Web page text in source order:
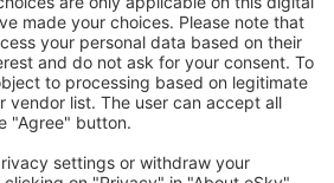
vorbehalten.